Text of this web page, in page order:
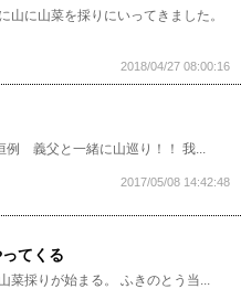
山に山菜を採りにいってきました。
2018/04/27 08:00:16
例 義父と一緒に山巡り！！ 我...
2017/05/08 14:42:48
てくる
菜採りが始まる。 ふきのとう当...